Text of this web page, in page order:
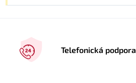
Telefonická podpora